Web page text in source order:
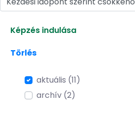
Képzés indulása
Törlés
aktuális (11)
archív (2)